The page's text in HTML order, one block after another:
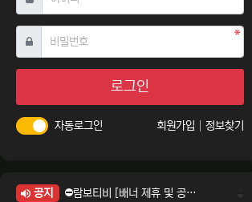
비밀번호필수
로그인
자동로그인 회원가입 정보찾기
공지
⛔람보티비 [배너 제휴 및 공식 입점 문의 안내]